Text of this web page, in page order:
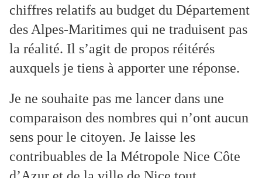
chiffres relatifs au budget du Département
des Alpes-Maritimes qui ne traduisent pas
la réalité. Il s’agit de propos réitérés
auxquels je tiens à apporter une réponse.
Je ne souhaite pas me lancer dans une
comparaison des nombres qui n’ont aucun
sens pour le citoyen. Je laisse les
contribuables de la Métropole Nice Côte